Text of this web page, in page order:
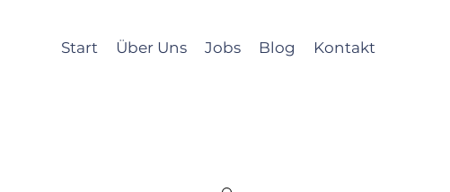
Start Über Uns Jobs Blog Kontakt